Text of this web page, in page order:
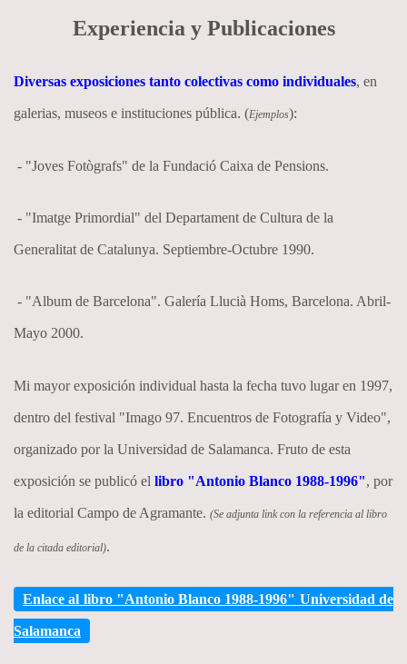
Experiencia y Publicaciones
Diversas exposiciones tanto colectivas como individuales, en
galerias, museos e instituciones pública. (Ejemplos):
- "Joves Fotògrafs" de la Fundació Caixa de Pensions.
- "Imatge Primordial" del Departament de Cultura de la
Generalitat de Catalunya. Septiembre-Octubre 1990.
- "Album de Barcelona". Galería Llucià Homs, Barcelona. Abril-
Mayo 2000.
Mi mayor exposición individual hasta la fecha tuvo lugar en 1997,
dentro del festival "Imago 97. Encuentros de Fotografía y Video",
organizado por la Universidad de Salamanca. Fruto de esta
exposición se publicó el libro "Antonio Blanco 1988-1996", por
la editorial Campo de Agramante. (Se adjunta link con la referencia al libro
de la citada editorial).
Enlace al libro "Antonio Blanco 1988-1996" Universidad de
Salamanca